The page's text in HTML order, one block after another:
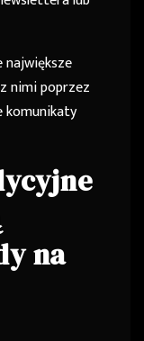
nimi poprzez
komunikaty
na